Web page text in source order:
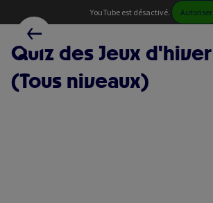
to
content
YouTube est désactivé. Autoriser
Quiz des Jeux d'hiver
(Tous niveaux)
Paramétrer les cookies